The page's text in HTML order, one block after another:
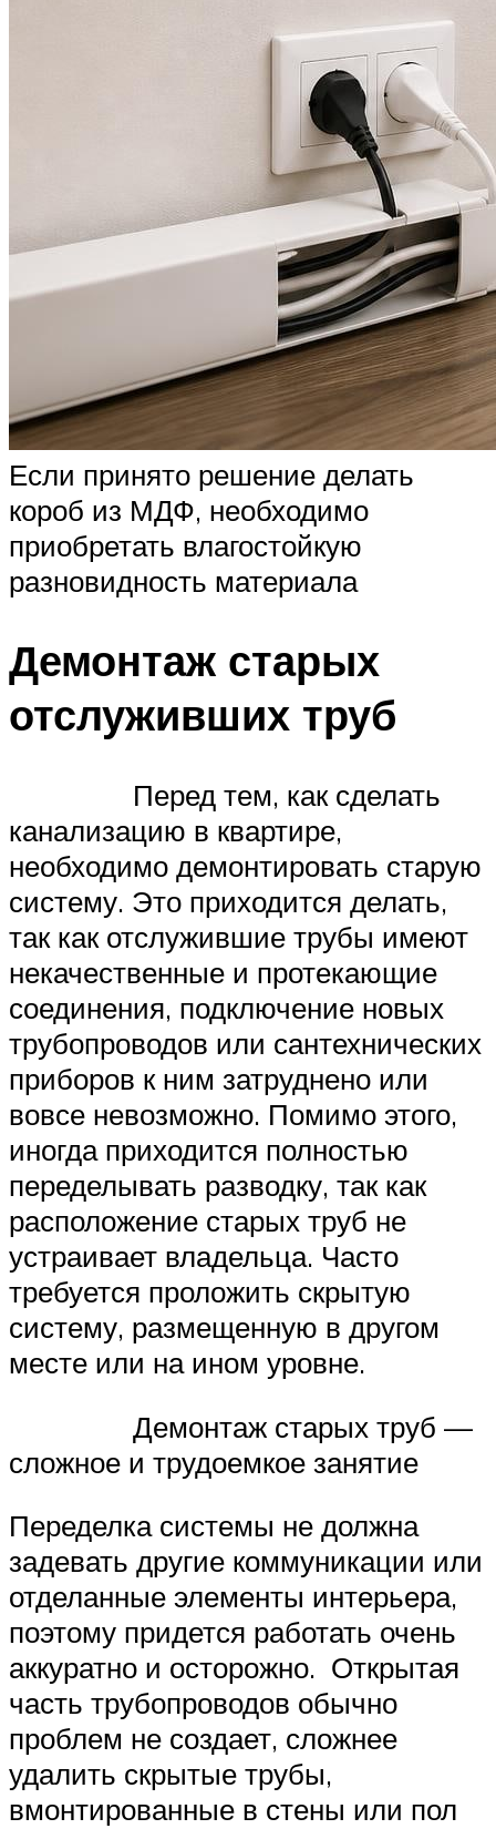
Если принято решение делать
короб из МДФ, необходимо
приобретать влагостойкую
разновидность материала
Демонтаж старых
отслуживших труб
Перед тем, как сделать
канализацию в квартире,
необходимо демонтировать старую
систему. Это приходится делать,
так как отслужившие трубы имеют
некачественные и протекающие
соединения, подключение новых
трубопроводов или сантехнических
приборов к ним затруднено или
вовсе невозможно. Помимо этого,
иногда приходится полностью
переделывать разводку, так как
расположение старых труб не
устраивает владельца. Часто
требуется проложить скрытую
систему, размещенную в другом
месте или на ином уровне.
Демонтаж старых труб —
сложное и трудоемкое занятие
Переделка системы не должна
задевать другие коммуникации или
отделанные элементы интерьера,
поэтому придется работать очень
аккуратно и осторожно. Открытая
часть трубопроводов обычно
проблем не создает, сложнее
удалить скрытые трубы,
вмонтированные в стены или пол